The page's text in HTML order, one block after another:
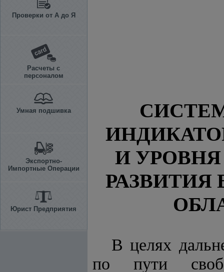
Проверки от А до Я
Расчеты с
персоналом
Умная подшивка
Экспортно-
Импортные Операции
Юрист Предприятия
И
РАЗВИТИЯ
В целях
по пути